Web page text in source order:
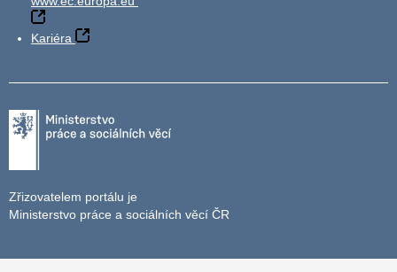
Kariéra
Zřizovatelem portálu je
Ministerstvo práce a sociálních věcí ČR